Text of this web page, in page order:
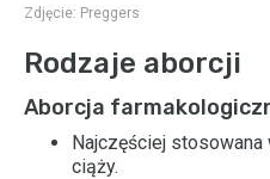
Zdjęcie: Preggers
Rodzaje aborcji
Aborcja
Najczęściej
ciąży.